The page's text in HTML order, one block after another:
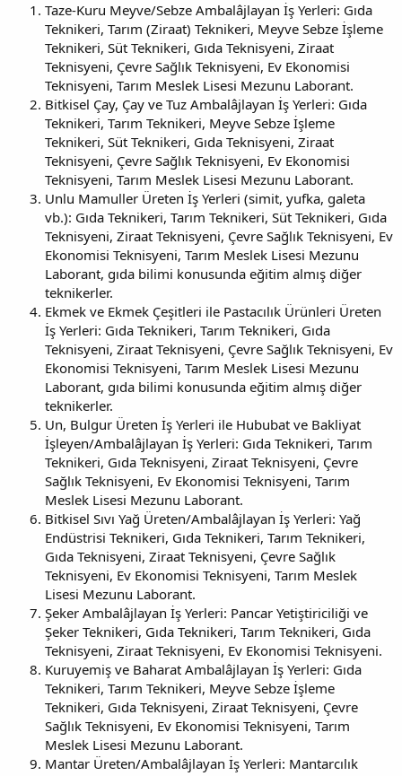
Taze-Kuru Meyve/Sebze Ambalâjlayan İş Yerleri: Gıda
Teknikeri, Tarım (Ziraat) Teknikeri, Meyve Sebze İşleme
Teknikeri, Süt Teknikeri, Gıda Teknisyeni, Ziraat
Teknisyeni, Çevre Sağlık Teknisyeni, Ev Ekonomisi
Teknisyeni, Tarım Meslek Lisesi Mezunu Laborant.
Bitkisel Çay, Çay ve Tuz Ambalâjlayan İş Yerleri: Gıda
Teknikeri, Tarım Teknikeri, Meyve Sebze İşleme
Teknikeri, Süt Teknikeri, Gıda Teknisyeni, Ziraat
Teknisyeni, Çevre Sağlık Teknisyeni, Ev Ekonomisi
Teknisyeni, Tarım Meslek Lisesi Mezunu Laborant.
Unlu Mamuller Üreten İş Yerleri (simit, yufka, galeta
vb.): Gıda Teknikeri, Tarım Teknikeri, Süt Teknikeri, Gıda
Teknisyeni, Ziraat Teknisyeni, Çevre Sağlık Teknisyeni, Ev
Ekonomisi Teknisyeni, Tarım Meslek Lisesi Mezunu
Laborant, gıda bilimi konusunda eğitim almış diğer
teknikerler.
Ekmek ve Ekmek Çeşitleri ile Pastacılık Ürünleri Üreten
İş Yerleri: Gıda Teknikeri, Tarım Teknikeri, Gıda
Teknisyeni, Ziraat Teknisyeni, Çevre Sağlık Teknisyeni, Ev
Ekonomisi Teknisyeni, Tarım Meslek Lisesi Mezunu
Laborant, gıda bilimi konusunda eğitim almış diğer
teknikerler.
Un, Bulgur Üreten İş Yerleri ile Hububat ve Bakliyat
İşleyen/Ambalâjlayan İş Yerleri: Gıda Teknikeri, Tarım
Teknikeri, Gıda Teknisyeni, Ziraat Teknisyeni, Çevre
Sağlık Teknisyeni, Ev Ekonomisi Teknisyeni, Tarım
Meslek Lisesi Mezunu Laborant.
Bitkisel Sıvı Yağ Üreten/Ambalâjlayan İş Yerleri: Yağ
Endüstrisi Teknikeri, Gıda Teknikeri, Tarım Teknikeri,
Gıda Teknisyeni, Ziraat Teknisyeni, Çevre Sağlık
Teknisyeni, Ev Ekonomisi Teknisyeni, Tarım Meslek
Lisesi Mezunu Laborant.
Şeker Ambalâjlayan İş Yerleri: Pancar Yetiştiriciliği ve
Şeker Teknikeri, Gıda Teknikeri, Tarım Teknikeri, Gıda
Teknisyeni, Ziraat Teknisyeni, Ev Ekonomisi Teknisyeni.
Kuruyemiş ve Baharat Ambalâjlayan İş Yerleri: Gıda
Teknikeri, Tarım Teknikeri, Meyve Sebze İşleme
Teknikeri, Gıda Teknisyeni, Ziraat Teknisyeni, Çevre
Sağlık Teknisyeni, Ev Ekonomisi Teknisyeni, Tarım
Meslek Lisesi Mezunu Laborant.
Mantar Üreten/Ambalâjlayan İş Yerleri: Mantarcılık